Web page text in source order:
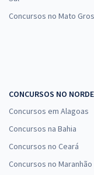
Concursos no Mato
CONCURSOS NO
Concursos em Alagoas
Concursos na Bahia
Concursos no Ceará
Concursos no Maranhão